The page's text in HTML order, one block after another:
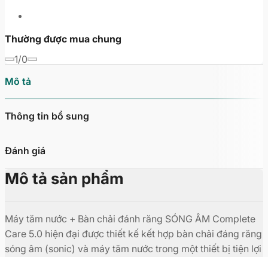
Thường được mua chung
1/0
Mô tả
Thông tin bổ sung
Đánh giá
Mô tả sản phẩm
Máy tăm nước + Bàn chải đánh răng SÓNG ÂM Complete
Care 5.0 hiện đại được thiết kế kết hợp bàn chải đáng răng
sóng âm (sonic) và máy tăm nước trong một thiết bị tiện lợi